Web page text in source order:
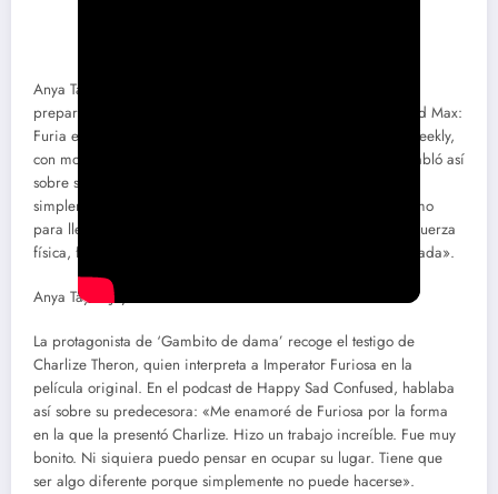
Anya Taylor-Joy ya se ha puesto manos a la obra con los
preparativos para el rodaje de ‘Furiosa’, la precuela de ‘Mad Max:
Furia en la carretera’. En una entrevista para Entretaiment Weekly,
con motivo de la promoción de ‘Última noche en el Soho’, habló así
sobre su entrenamiento: «Creo que mi preparación consiste
simplemente en convertirme en lo suficientemente fuerte como
para llevar esta película. Es lo que es. Es fuerza emocional, fuerza
física, fuerza mental. No puedo esperar. Estoy muy emocionada».
Anya Taylor-Joy
La protagonista de ‘Gambito de dama’ recoge el testigo de
Charlize Theron, quien interpreta a Imperator Furiosa en la
película original. En el podcast de Happy Sad Confused, hablaba
así sobre su predecesora: «Me enamoré de Furiosa por la forma
en la que la presentó Charlize. Hizo un trabajo increíble. Fue muy
bonito. Ni siquiera puedo pensar en ocupar su lugar. Tiene que
ser algo diferente porque simplemente no puede hacerse».